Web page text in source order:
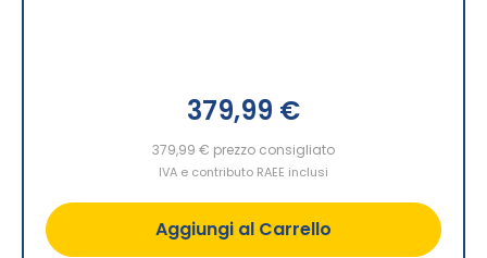
379,99 €
379,99 € prezzo consigliato
IVA e contributo RAEE inclusi
Aggiungi al Carrello